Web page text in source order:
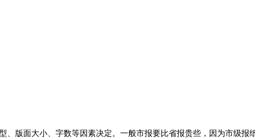
版面大小、字数等因素决定。一般市报要比省报贵些，因为市级报